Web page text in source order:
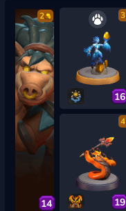
2
14
3
16
4
19